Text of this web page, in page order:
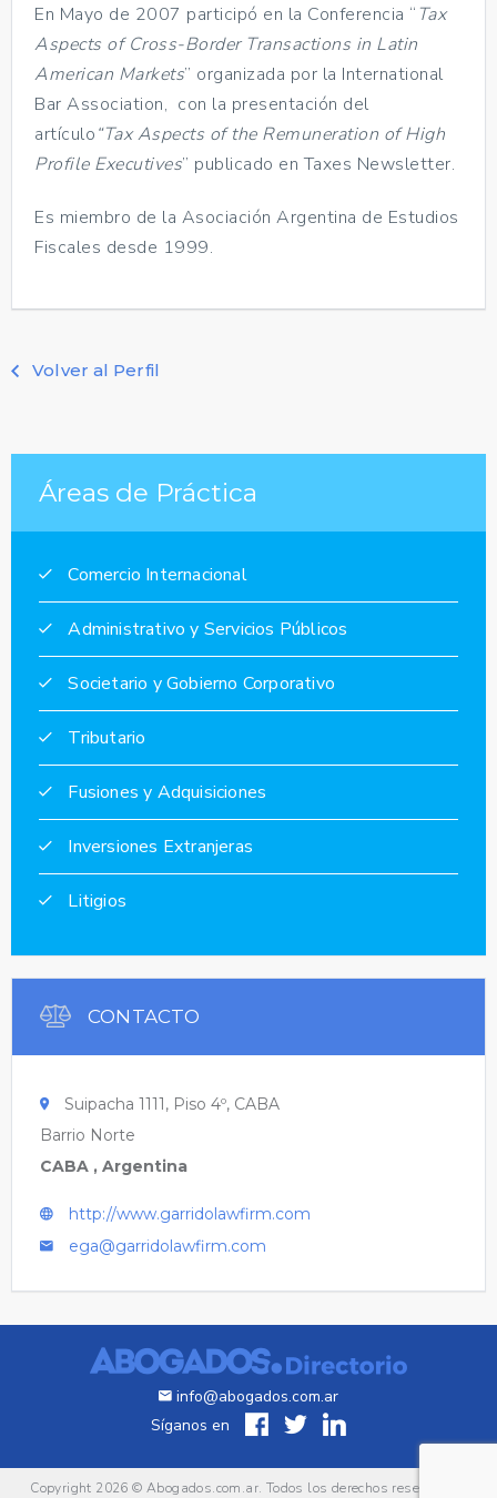
En Mayo de 2007 participó en la Conferencia “Tax
Aspects of Cross-Border Transactions in Latin
American Markets” organizada por la International
Bar Association, con la presentación del
artículo“Tax Aspects of the Remuneration of High
Profile Executives” publicado en Taxes Newsletter.
Es miembro de la Asociación Argentina de Estudios
Fiscales desde 1999.
Volver al Perfil
Áreas de Práctica
Comercio Internacional
Administrativo y Servicios Públicos
Societario y Gobierno Corporativo
Tributario
Fusiones y Adquisiciones
Inversiones Extranjeras
Litigios
CONTACTO
Suipacha 1111, Piso 4º, CABA
Barrio Norte
CABA , Argentina
http://www.garridolawfirm.com
ega@garridolawfirm.com
info@abogados.com.ar
Síganos en
Copyright 2026 © Abogados.com.ar. Todos los derechos reservados.